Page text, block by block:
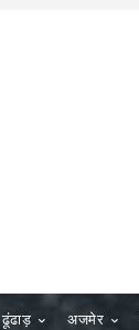
ढूंढाड़ अजमेर